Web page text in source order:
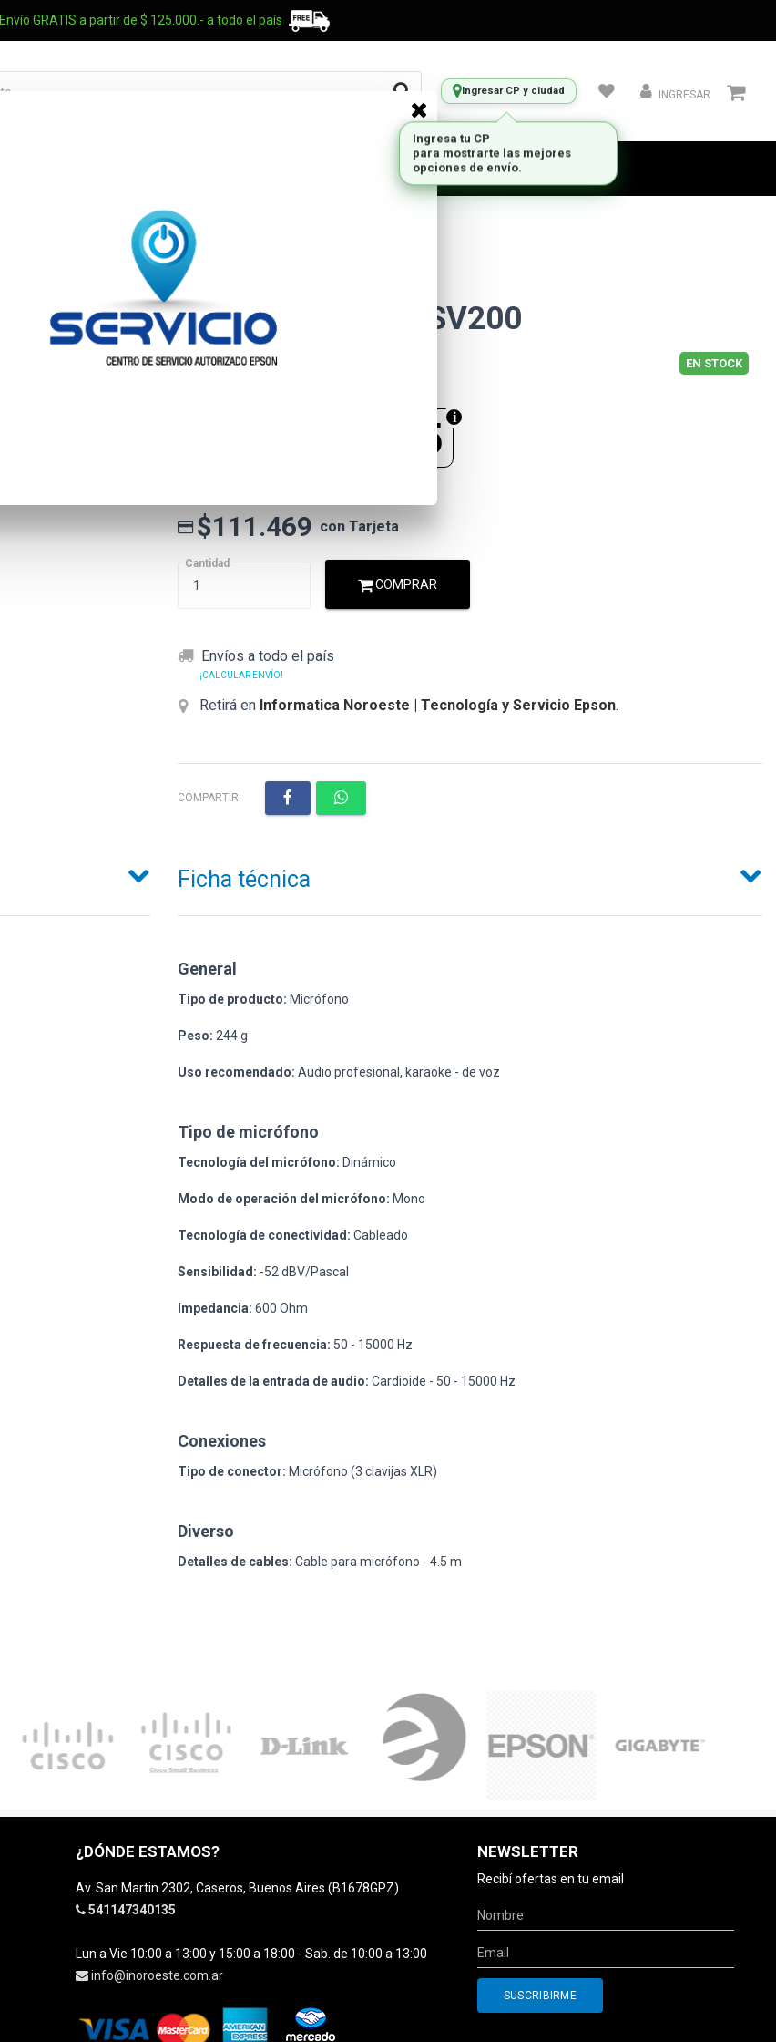
Envío GRATIS a partir de $ 125.000.- a todo el país
Ingresar CP y ciudad INGRESAR
Microfono Shure SV200
SV200 EN STOCK
$108.125
$111.469 con Tarjeta
Cantidad
COMPRAR
Envíos a todo el país
¡CALCULAR ENVÍO!
Retirá en Informatica Noroeste | Tecnología y Servicio Epson.
COMPARTIR:
Ficha técnica
General
Tipo de producto: Micrófono
Peso: 244 g
Uso recomendado: Audio profesional, karaoke - de voz
Tipo de micrófono
Tecnología del micrófono: Dinámico
Modo de operación del micrófono: Mono
Tecnología de conectividad: Cableado
Sensibilidad: -52 dBV/Pascal
Impedancia: 600 Ohm
Respuesta de frecuencia: 50 - 15000 Hz
Detalles de la entrada de audio: Cardioide - 50 - 15000 Hz
Conexiones
Tipo de conector: Micrófono (3 clavijas XLR)
Diverso
Detalles de cables: Cable para micrófono - 4.5 m
¿DÓNDE ESTAMOS?
Av. San Martin 2302, Caseros, Buenos Aires (B1678GPZ)
541147340135
Lun a Vie 10:00 a 13:00 y 15:00 a 18:00 - Sab. de 10:00 a 13:00
info@inoroeste.com.ar
NEWSLETTER
Recibí ofertas en tu email